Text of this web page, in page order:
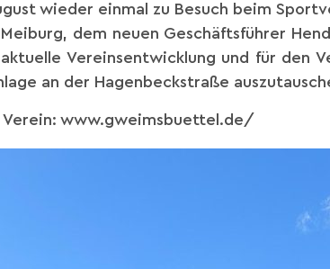
wieder einmal zu Besuch beim
dem neuen Geschäftsführer
Vereinsentwicklung und für den
an der Hagenbeckstraße
www.gweimsbuettel.de/